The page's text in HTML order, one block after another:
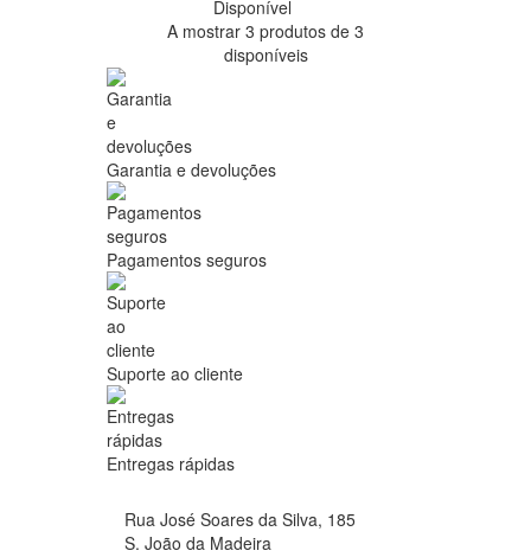
Disponível
A mostrar 3 produtos de 3
disponíveis
Garantia e devoluções
Pagamentos seguros
Suporte ao cliente
Entregas rápidas
Rua José Soares da Silva, 185
S. João da Madeira